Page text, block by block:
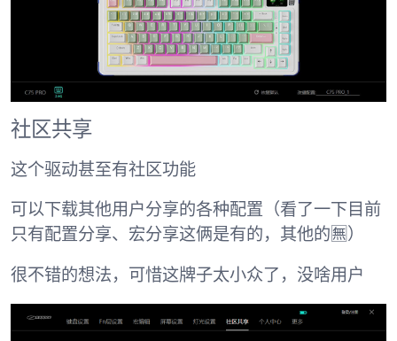
社区共享
这个驱动甚至有社区功能
可以下载其他用户分享的各种配置（看了一下目前
只有配置分享、宏分享这俩是有的，其他的🈚️）
很不错的想法，可惜这牌子太小众了，没啥用户